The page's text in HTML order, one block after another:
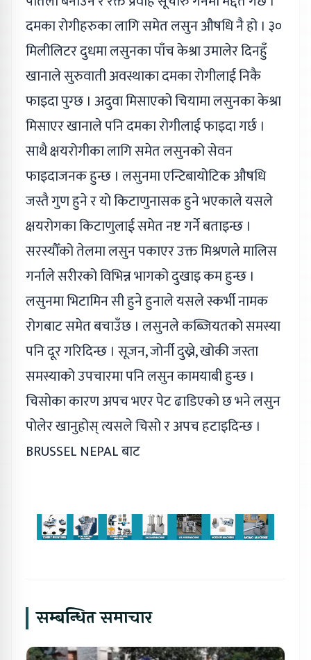
दमका रोगीहरुका लागि समेत लसुन औषधि नै हो । ३०
मिलीलिटर दुधमा लसुनका पाँच केश्रा उमालेर दिनहुँ
खानाले सुरुवाती अवस्थाका दमका रोगीलाई निकै
फाइदा पुग्छ । अदुवा मिसाएको चियामा लसुनका केश्रा
मिसाएर खानाले पनि दमका रोगीलाई फाइदा गर्छ ।
साथै क्षयरोगीका लागि समेत लसुनको सेवन
फाइदाजनक हुन्छ । लसुनमा एन्टिबायोटिक औषधि
जस्तै गुण हुने र यो किटाणुनासक हुने भएकाले यसले
क्षयरोगका किटाणुलाई समेत नष्ट गर्ने बताइन्छ ।
सरस्यौँको तेलमा लसुन पकाएर उक्त मिश्रणले मालिस
गर्नाले सरीरको विभिन्न भागको दुखाइ कम हुन्छ ।
लसुनमा भिटामिन सी हुने हुनाले यसले स्कर्भी नामक
रोगबाट समेत बचाउँछ । लसुनले कब्जियतको समस्या
पनि दूर गरिदिन्छ । सूजन, जोर्नी दुख्ने, खोकी जस्ता
समस्याको उपचारमा पनि लसुन कामयाबी हुन्छ ।
चिसोका कारण अपच भएर पेट ढाडिएको छ भने लसुन
पोलेर खानुहोस् त्यसले चिसो र अपच हटाइदिन्छ ।
BRUSSEL NEPAL बाट
सम्बन्धित समाचार